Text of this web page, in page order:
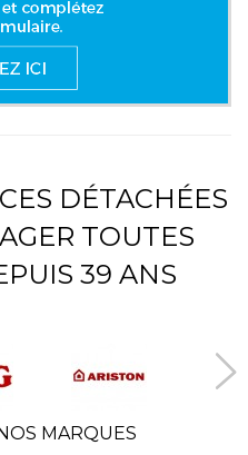
DÉTACHÉES
TOUTES
39 ANS
MARQUES